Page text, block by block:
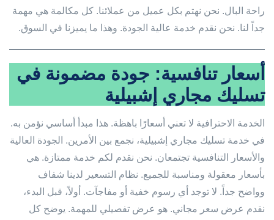
راحة البال. نحن نهتم بكل عميل من عملائنا. كل مكالمة هي مهمة
جداً لنا. نحن نقدم خدمة عالية الجودة. وهذا ما يميزنا في السوق.
أسعار تنافسية: جودة مضمونة في
تسليك مجاري إشبيلية
الخدمة الاحترافية لا تعني أسعارًا باهظة. هذا مبدأ أساسي نؤمن به.
في خدمة تسليك مجاري إشبيلية، نجمع بين الأمرين. الجودة العالية
والأسعار التنافسية تجتمعان. نحن نقدم لكم خدمة ممتازة. هي
بأسعار معقولة ومناسبة للجميع. نظام التسعير لدينا شفاف
وواضح جداً. لا توجد أي رسوم خفية أو مفاجآت. أولاً، قبل البدء،
نقدم عرض سعر مجاني. هو عرض تفصيلي للمهمة. يوضح كل